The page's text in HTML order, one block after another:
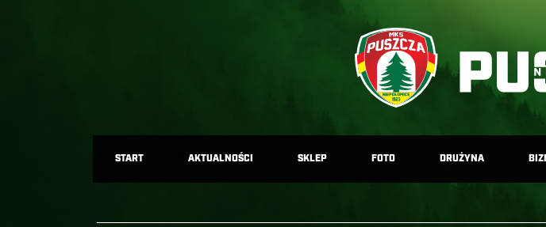
START AKTUALNOŚCI SKLEP FOTO DRUŻYNA